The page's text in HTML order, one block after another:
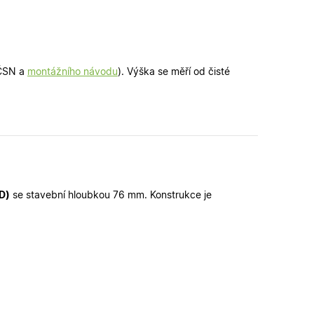
a montážního návodu). Výška se měří od čisté
se stavební hloubkou 76 mm. Konstrukce je
stránky a
zprávy o
k
návštěvníků.
a obsahu.
nákupního